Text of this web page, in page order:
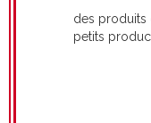
des produits
petits